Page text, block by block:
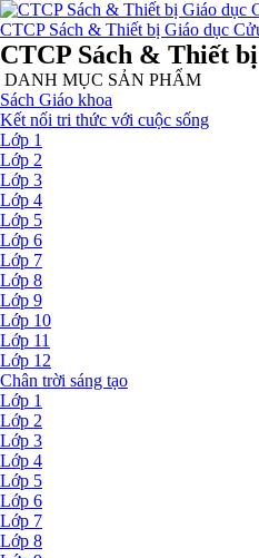
CTCP Sách & Thiết bị Giáo dục
CTCP Sách & Thiết
DANH MỤC SẢN PHẨM
Sách Giáo khoa
Kết nối tri thức với cuộc sống
Lớp 1
Lớp 2
Lớp 3
Lớp 4
Lớp 5
Lớp 6
Lớp 7
Lớp 8
Lớp 9
Lớp 10
Lớp 11
Lớp 12
Chân trời sáng tạo
Lớp 1
Lớp 2
Lớp 3
Lớp 4
Lớp 5
Lớp 6
Lớp 7
Lớp 8